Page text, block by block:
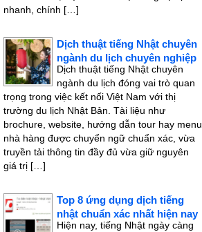
nhanh, chính […]
Dịch thuật tiếng Nhật chuyên
ngành du lịch chuyên nghiệp
Dịch thuật tiếng Nhật chuyên
ngành du lịch đóng vai trò quan
trọng trong việc kết nối Việt Nam với thị
trường du lịch Nhật Bản. Tài liệu như
brochure, website, hướng dẫn tour hay menu
nhà hàng được chuyển ngữ chuẩn xác, vừa
truyền tải thông tin đầy đủ vừa giữ nguyên
giá trị […]
Top 8 ứng dụng dịch tiếng
nhật chuẩn xác nhất hiện nay
Hiện nay, tiếng Nhật ngày càng